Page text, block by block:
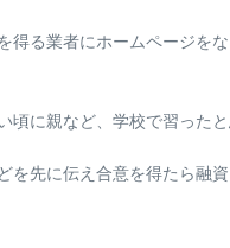
る業者にホームページ
に親など、学校で習ったと
先に伝え合意を得たら融資